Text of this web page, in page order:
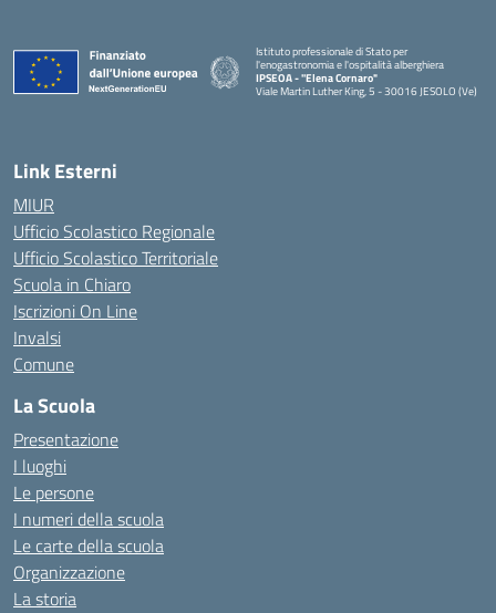
Istituto professionale di Stato per
l'enogastronomia e l'ospitalità alberghiera
IPSEOA - ''Elena Cornaro"
Viale Martin Luther King, 5 - 30016 JESOLO (Ve)
— Visita la pagina iniziale della scuola
Link Esterni
MIUR
Ufficio Scolastico Regionale
Ufficio Scolastico Territoriale
Scuola in Chiaro
Iscrizioni On Line
Invalsi
Comune
La Scuola
Presentazione
I luoghi
Le persone
I numeri della scuola
Le carte della scuola
Organizzazione
La storia